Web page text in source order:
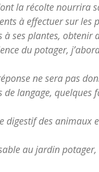
la récolte nourrira
à effectuer sur les
ses plantes, obtenir
du potager,
ne sera pas
langage, quelques
digestif des animaux
au jardin